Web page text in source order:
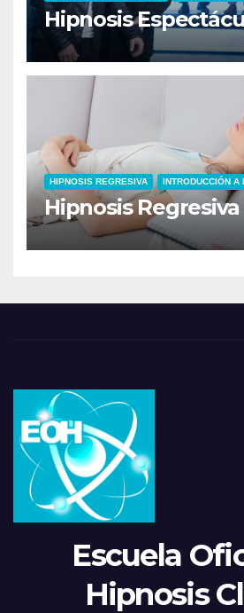
Hipnosis
HIPNOSIS REGRESIVA INTRODUCCIÓN
Hipnosis Regresiva
Escuela
Hipnosis